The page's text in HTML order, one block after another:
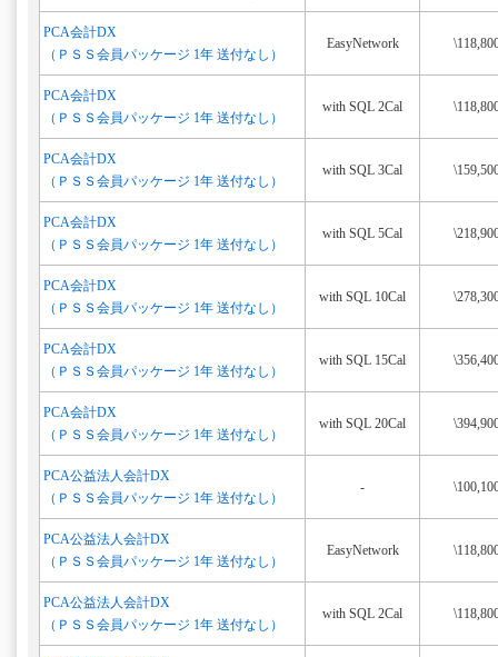
PCA会計DX
（ＰＳＳ会員パッケージ 1年 送付なし）
EasyNetwork
PCA会計DX
（ＰＳＳ会員パッケージ 1年 送付なし）
with SQL 2Cal
PCA会計DX
（ＰＳＳ会員パッケージ 1年 送付なし）
with SQL 3Cal
PCA会計DX
（ＰＳＳ会員パッケージ 1年 送付なし）
with SQL 5Cal
PCA会計DX
（ＰＳＳ会員パッケージ 1年 送付なし）
with SQL 10Cal
PCA会計DX
（ＰＳＳ会員パッケージ 1年 送付なし）
with SQL 15Cal
PCA会計DX
（ＰＳＳ会員パッケージ 1年 送付なし）
with SQL 20Cal
PCA公益法人会計DX
（ＰＳＳ会員パッケージ 1年 送付なし）
-
PCA公益法人会計DX
（ＰＳＳ会員パッケージ 1年 送付なし）
EasyNetwork
PCA公益法人会計DX
（ＰＳＳ会員パッケージ 1年 送付なし）
with SQL 2Cal